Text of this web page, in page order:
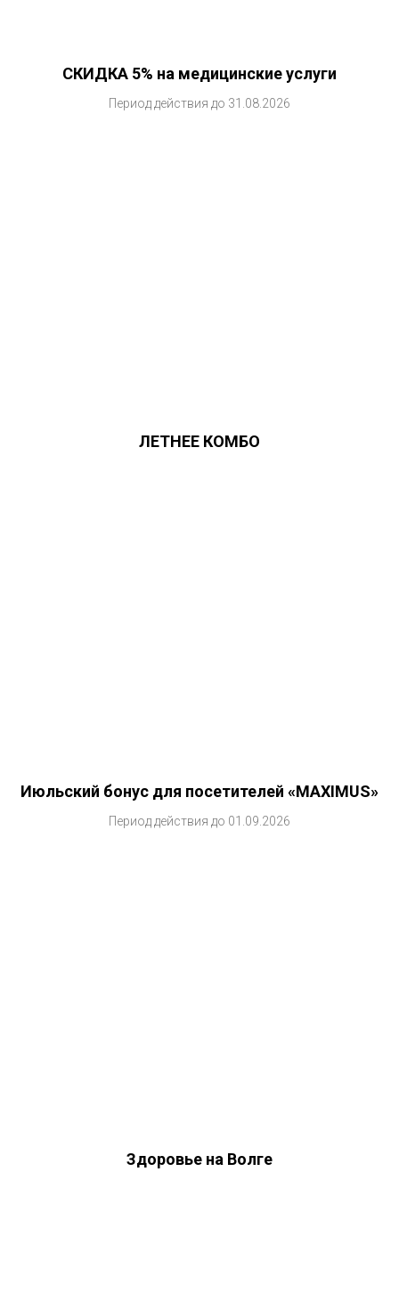
СКИДКА 5% на медицинские услуги
Период действия до 31.08.2026
ЛЕТНЕЕ КОМБО
Июльский бонус для посетителей «MAXIMUS»
Период действия до 01.09.2026
Здоровье на Волге